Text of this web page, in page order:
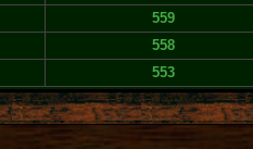
559
558
553